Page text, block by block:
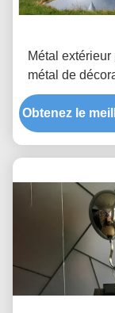
Métal extérieur
métal de
jardin le grand
sculpture en
Obtenez le